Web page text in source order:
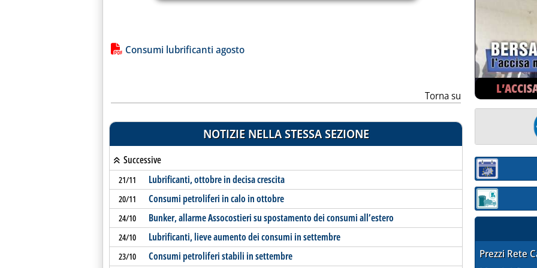
Lista allegati PDF alla notizia
Consumi lubrificanti agosto
Torna su
NOTIZIE NELLA STESSA SEZIONE
Successive
21/11 Lubrificanti, ottobre in decisa crescita
20/11 Consumi petroliferi in calo in ottobre
24/10 Bunker, allarme Assocostieri su spostamento dei consumi all’estero
24/10 Lubrificanti, lieve aumento dei consumi in settembre
23/10 Consumi petroliferi stabili in settembre
Sezione:
Sezione:
Prezzi Rete